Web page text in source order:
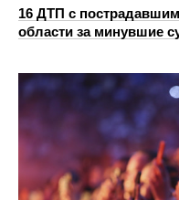
16 ДТП с
области за минувшие